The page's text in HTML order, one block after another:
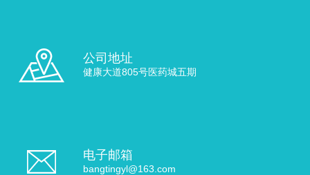
公司地址
健康大道805号医药城五期
电子邮箱
bangtingyl@163.com